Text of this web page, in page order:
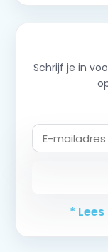
Schrijf je in
*